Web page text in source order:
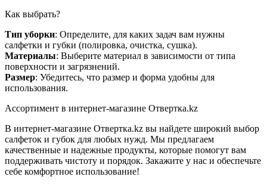
Как выбрать?
Тип уборки: Определите, для каких задач вам нужны
салфетки и губки (полировка, очистка, сушка).
Материалы: Выберите материал в зависимости от типа
поверхности и загрязнений.
Размер: Убедитесь, что размер и форма удобны для
использования.
Ассортимент в интернет-магазине Отвертка.kz
В интернет-магазине Отвертка.kz вы найдете широкий выбор
салфеток и губок для любых нужд. Мы предлагаем
качественные и надежные продукты, которые помогут вам
поддерживать чистоту и порядок. Закажите у нас и обеспечьте
себе комфортное использование!